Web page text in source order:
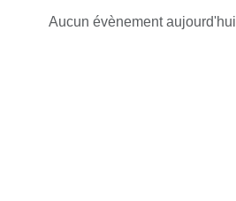
Aucun évènement aujourd'hui